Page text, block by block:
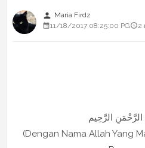
person Maria Firdz
11/18/2017 08:25:00 PG
2
(Dengan Nama Allah Yang